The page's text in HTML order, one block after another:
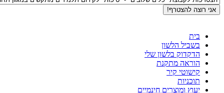
להצטרף!
בשביל הלשון
הדקדוק בלשון שלי
הוראה מתקנת
קישוטי קיר
תוכניות
יעוץ ומוצרים חינמיים